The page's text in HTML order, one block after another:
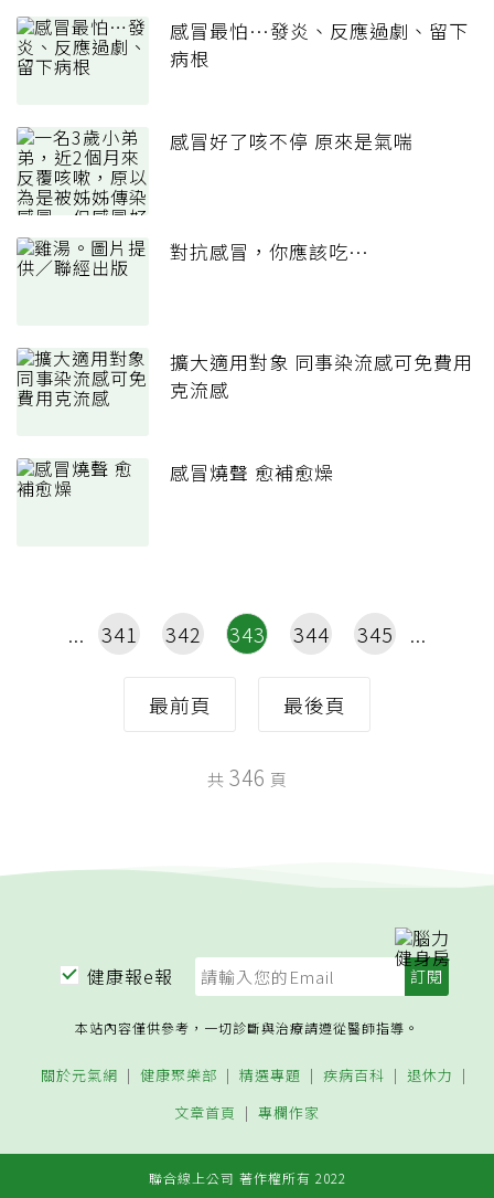
感冒最怕…發炎、反應過劇、留下
病根
感冒好了咳不停 原來是氣喘
對抗感冒，你應該吃…
擴大適用對象 同事染流感可免費用
克流感
感冒燒聲 愈補愈燥
最前頁
341 342 343 344 345
最後頁
共 346 頁
健康報e報
本站內容僅供參考，一切診斷與治療請遵從醫師指導。
關於元氣網 健康聚樂部 精選專題 疾病百科
退休力
文章首頁
專欄作家
聯合線上公司 著作權所有 2022